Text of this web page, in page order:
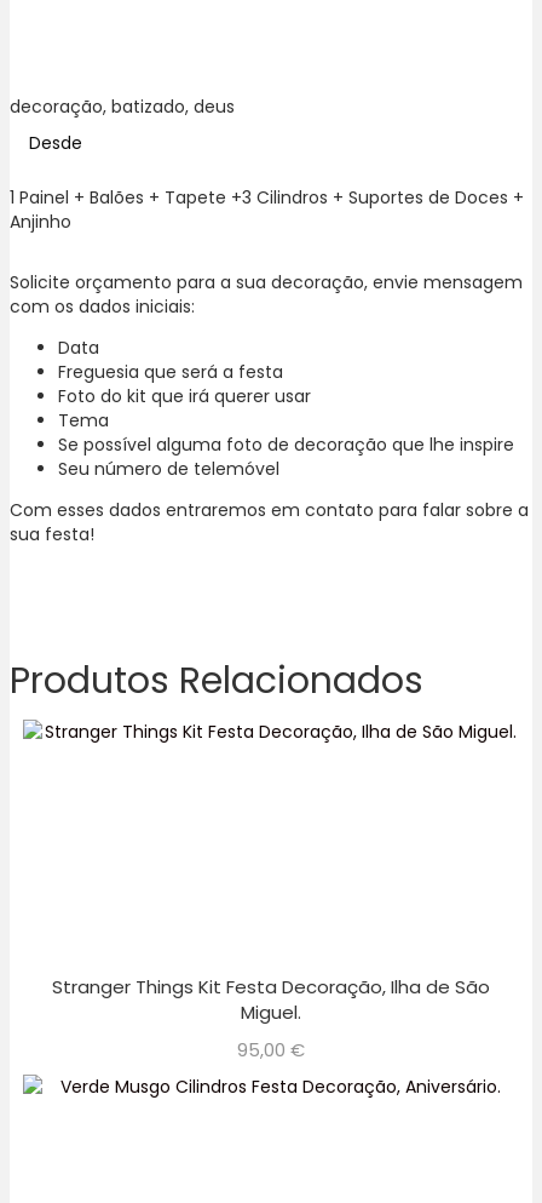
decoração, batizado, deus
Desde
1 Painel + Balões + Tapete +3 Cilindros + Suportes de Doces +
Anjinho
Solicite orçamento para a sua decoração, envie mensagem
com os dados iniciais:
Data
Freguesia que será a festa
Foto do kit que irá querer usar
Tema
Se possível alguma foto de decoração que lhe inspire
Seu número de telemóvel
Com esses dados entraremos em contato para falar sobre a
sua festa!
Produtos Relacionados
Stranger Things Kit Festa Decoração, Ilha de São
Miguel.
95,00 €